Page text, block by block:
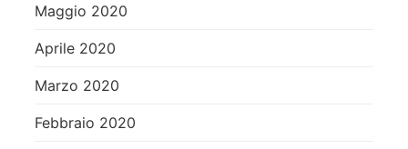
Maggio 2020
Aprile 2020
Marzo 2020
Febbraio 2020